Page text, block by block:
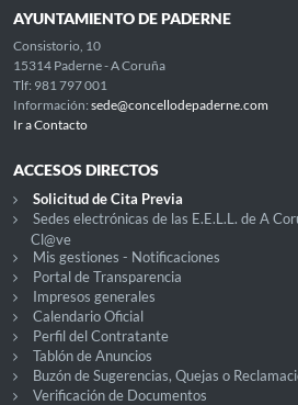
AYUNTAMIENTO DE PADERNE
Consistorio, 10
15314 Paderne - A Coruña
Tlf: 981 797 001
Información: sede@concellodepaderne.com
Ir a Contacto
ACCESOS DIRECTOS
Solicitud de Cita Previa
Sedes electrónicas de las E.E.L.L. de A
Cl@ve
Mis gestiones - Notificaciones
Portal de Transparencia
Impresos generales
Calendario Oficial
Perfil del Contratante
Tablón de Anuncios
Buzón de Sugerencias, Quejas o
Verificación de Documentos